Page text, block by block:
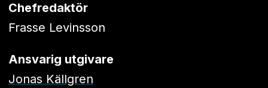
Chefredaktör
Frasse Levinsson
Ansvarig utgivare
Jonas Källgren